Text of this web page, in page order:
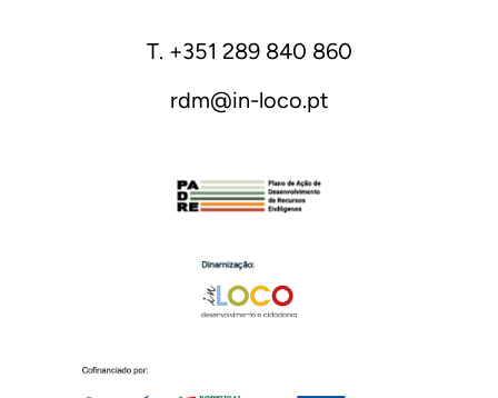
T. +351 289 840 860
rdm@in-loco.pt